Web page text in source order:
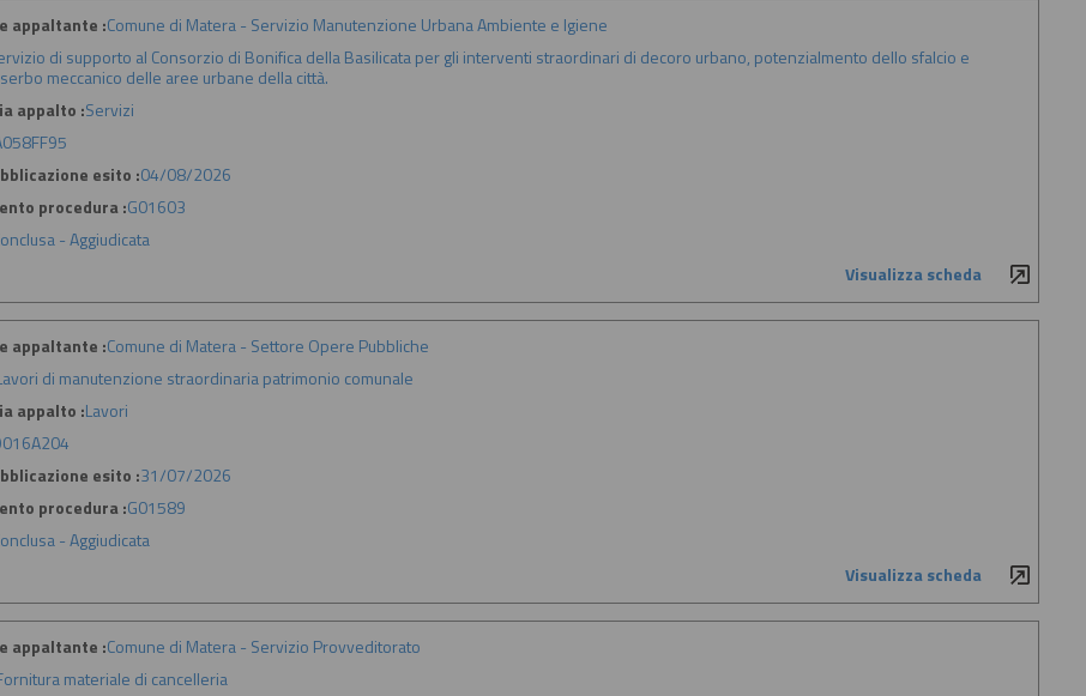
appaltante :Comune di Matera - Servizio Manutenzione Urbana Ambiente e Igiene
di supporto al Consorzio di Bonifica della Basilicata per gli interventi straordinari di decoro urbano, potenzialmento dello sfalcio e
meccanico delle aree urbane della città.
appalto :Servizi
esito :04/08/2026
procedura :G01603
- Aggiudicata
Visualizza scheda
appaltante :Comune di Matera - Settore Opere Pubbliche
di manutenzione straordinaria patrimonio comunale
appalto :Lavori
esito :31/07/2026
procedura :G01589
- Aggiudicata
Visualizza scheda
appaltante :Comune di Matera - Servizio Provveditorato
materiale di cancelleria